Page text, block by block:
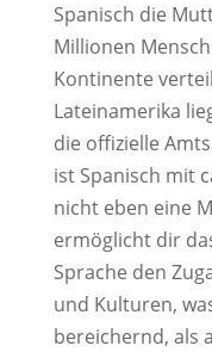
Spanisch die
Millionen
Kontinente
Lateinamerika
die offizielle
ist Spanisch mit
nicht eben eine
ermöglicht dir
Sprache den
und Kulturen,
bereichernd, als